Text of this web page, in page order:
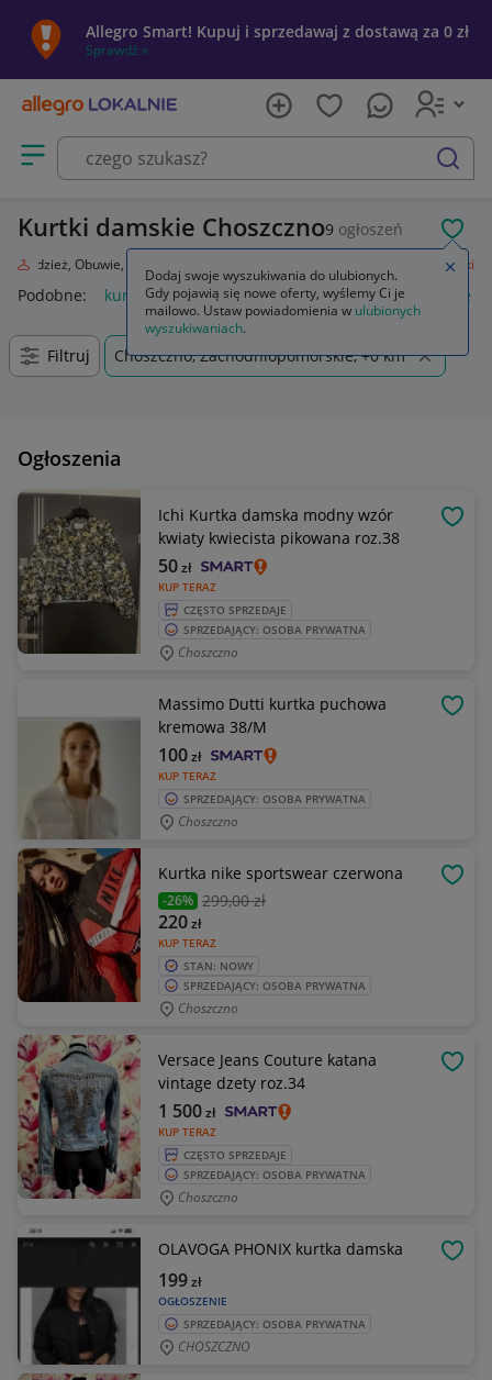
Allegro Smart! Kupuj i sprzedawaj z dostawą za 0 zł
Sprawdź »
Otwórz menu z kategoriami
szukaj
Kurtki damskie Choszczno9 ogłoszeń
Odzież, Obuwie, Dodatki Kurtki
Podobne: kurtka kurtka płaszcz kurtki dżinsowe damskie
Filtruj Choszczno, Zachodniopomorskie, +0 km
Ogłoszenia
Ichi Kurtka damska modny wzór
kwiaty kwiecista pikowana roz.38
KUP TERAZ
50zł
CZĘSTO SPRZEDAJE
SPRZEDAJĄCY: OSOBA PRYWATNA
Choszczno
Massimo Dutti kurtka puchowa
kremowa 38/M
KUP TERAZ
100zł
SPRZEDAJĄCY: OSOBA PRYWATNA
Choszczno
Kurtka nike sportswear czerwona
-26% 299,00 zł
KUP TERAZ
220zł
STAN: NOWY
SPRZEDAJĄCY: OSOBA PRYWATNA
Choszczno
Versace Jeans Couture katana
vintage dzety roz.34
KUP TERAZ
1 500zł
CZĘSTO SPRZEDAJE
SPRZEDAJĄCY: OSOBA PRYWATNA
Choszczno
OLAVOGA PHONIX kurtka damska
OGŁOSZENIE
199zł
SPRZEDAJĄCY: OSOBA PRYWATNA
CHOSZCZNO
Dodaj swoje wyszukiwania do ulubionych.
Gdy pojawią się nowe oferty, wyślemy Ci je
mailowo. Ustaw powiadomienia w ulubionych
wyszukiwaniach.